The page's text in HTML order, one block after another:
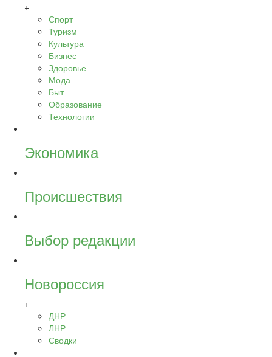
+
Спорт
Туризм
Культура
Бизнес
Здоровье
Мода
Быт
Образование
Технологии
Экономика
Происшествия
Выбор редакции
Новороссия
+
ДНР
ЛНР
Сводки